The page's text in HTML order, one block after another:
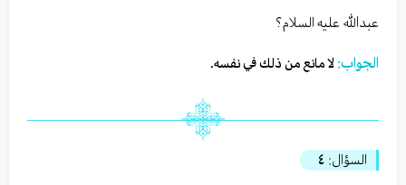
عبدالله عليه السلام؟
الجواب: لا مانع من ذلك في نفسه.
السؤال: ٤